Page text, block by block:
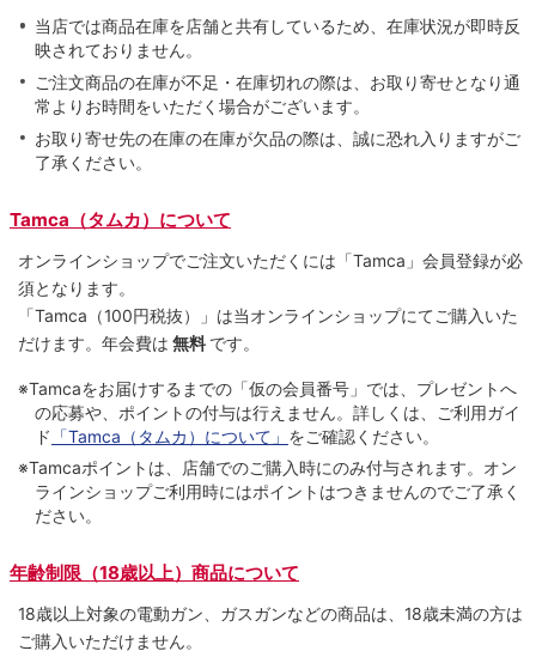
当店では商品在庫を店舗と共有しているため、在庫状況が即時反
映されておりません。
ご注文商品の在庫が不足・在庫切れの際は、お取り寄せとなり通
常よりお時間をいただく場合がございます。
お取り寄せ先の在庫の在庫が欠品の際は、誠に恐れ入りますがご
了承ください。
Tamca（タムカ）について
オンラインショップでご注⽂いただくには「Tamca」会員登録が必
須となります。
「Tamca （100円税抜）
」は当オンラインショップにてご購⼊いた
だけます。 年会費は 無料 です。
※Tamcaをお届けするまでの「仮の会員番号」では、プレゼントへ
の応募や、ポイントの付与は⾏えません。詳しくは、ご利⽤ガイ
ド 「Tamca（タムカ）について」 をご確認ください。
※Tamcaポイントは、店舗でのご購⼊時にのみ付与されます。オン
ラインショップご利用時にはポイントはつきませんのでご了承く
ださい。
年齢制限（18歳以上）商品について
18歳以上対象の電動ガン、ガスガンなどの商品は、18歳未満の方は
ご購入いただけません。